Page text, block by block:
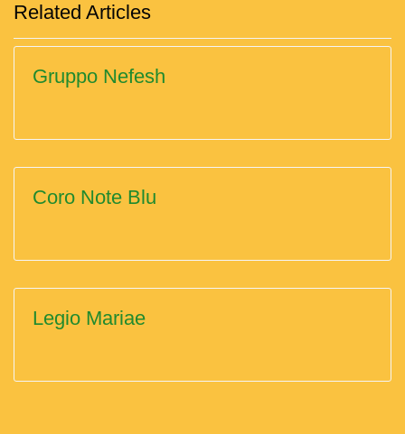
Related Articles
Gruppo Nefesh
Coro Note Blu
Legio Mariae